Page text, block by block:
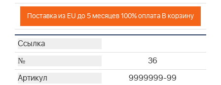
Поставка из EU до 5 месяцев 100% оплата В корзину
36
9999999-99